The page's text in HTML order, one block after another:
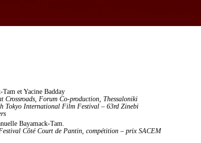
et Yacine Badday
Forum Co-production, Thessaloniki
Tokyo International Film Festival – 63rd Zinebi
Bayamack-Tam.
Côté Court de Pantin, compétition – prix SACEM